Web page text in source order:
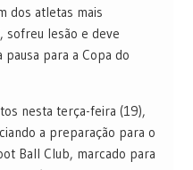
dos atletas mais
sofreu lesão e deve
para a Copa do
nesta terça-feira (19),
a preparação para o
Ball Club, marcado para